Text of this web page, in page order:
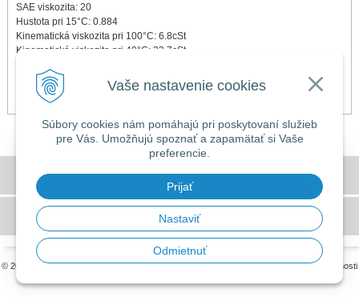
Vaše nastavenie cookies
Súbory cookies nám pomáhajú pri poskytovaní služieb
pre Vás. Umožňujú spoznať a zapamätať si Vaše
preferencie.
Prijať
Nastaviť
Odmietnuť
SAE viskozita: 20
Hustota pri 15°C: 0.884
Kinematická viskozita pri 100°C: 6.8cSt
Kinematická viskozita pri 40°C: 33.7cSt
Bod skápnutia: -51°C
Farba: modrá
Všeobecné obchodné podmienky
GDPR a používanie cookies
© 2026 MILLERS OILS SLOVAKIA •tvorba eshopu cez UNIobchod,webhostingspoločnosti
DOVOLENKA 3. - 7. augusta 2026
Predajňa bude ZATVORENÁ a vytvorené
objednávky začneme vybavovať 10.8.2026.